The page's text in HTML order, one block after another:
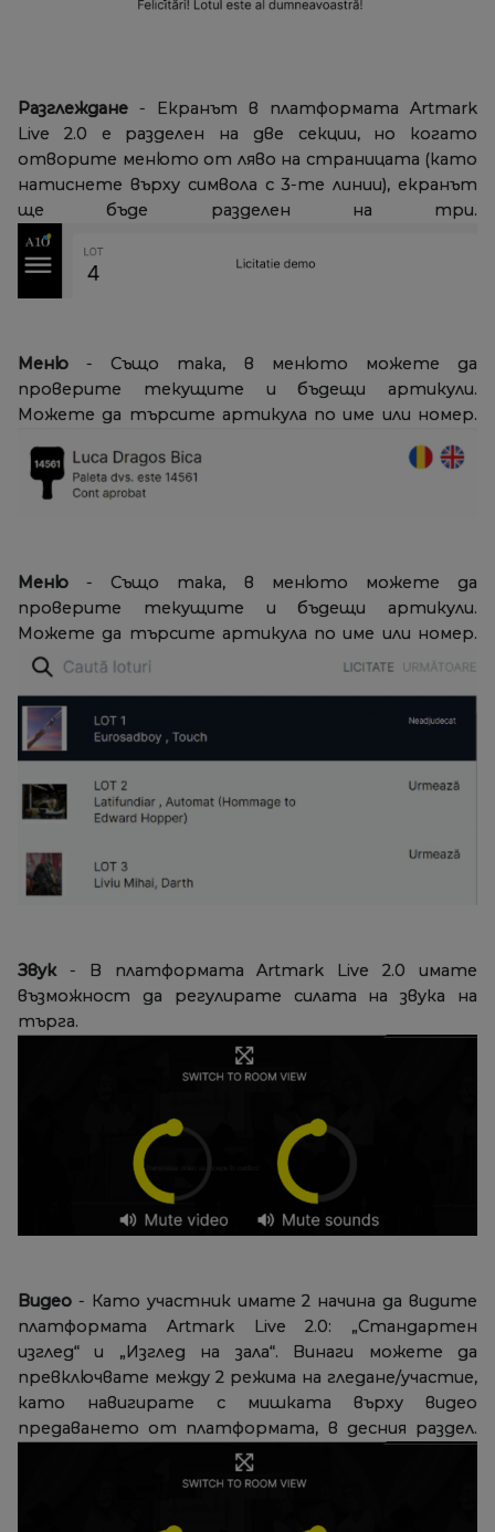
Разглеждане - Екранът в платформата Artmark
Live 2.0 е разделен на две секции, но когато
отворите менюто от ляво на страницата (като
натиснете върху символа с 3-те линии), екранът
ще бъде разделен на три.
Меню - Също така, в менюто можете да
проверите текущите и бъдещи артикули.
Можете да търсите артикула по име или номер.
Меню - Също така, в менюто можете да
проверите текущите и бъдещи артикули.
Можете да търсите артикула по име или номер.
Звук- В платформата Artmark Live 2.0 имате
възможност да регулирате силата на звука на
търга.
Видео - Като участник имате 2 начина да видите
платформата Artmark Live 2.0: „Стандартен
изглед“ и „Изглед на зала“. Винаги можете да
превключвате между 2 режима на гледане/участие,
като навигирате с мишката върху видео
предаването от платформата, в десния раздел.